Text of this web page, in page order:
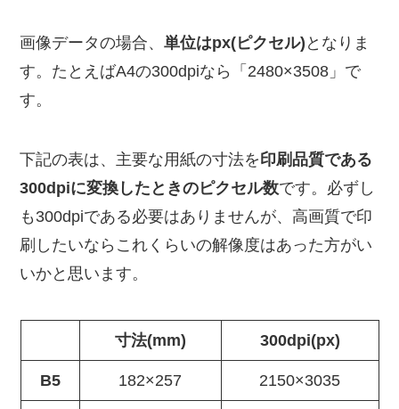
画像データの場合、単位はpx(ピクセル) となりま
す。たとえばA4の300dpiなら「2480×3508」で
す。
下記の表は、主要な用紙の寸法を印刷品質である
300dpiに変換したときのピクセル数です。必ずし
も300dpiである必要はありませんが、高画質で印
刷したいならこれくらいの解像度はあった方がい
いかと思います。
寸法(mm) 300dpi(px)
B5 182×257 2150×3035